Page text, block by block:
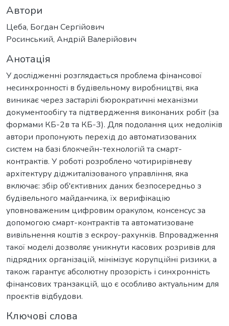
Автори
Цеба, Богдан Сергійович
Росинський, Андрій Валерійович
Анотація
У дослідженні розглядається проблема фінансової
несинхронності в будівельному виробництві, яка
виникає через застарілі бюрократичні механізми
документообігу та підтвердження виконаних робіт (за
формами КБ-2в та КБ-3). Для подолання цих недоліків
автори пропонують перехід до автоматизованих
систем на базі блокчейн-технологій та смарт-
контрактів. У роботі розроблено чотирирівневу
архітектуру діджиталізованого управління, яка
включає: збір об'єктивних даних безпосередньо з
будівельного майданчика, їх верифікацію
уповноваженим цифровим оракулом, консенсус за
допомогою смарт-контрактів та автоматизоване
вивільнення коштів з ескроу-рахунків. Впровадження
такої моделі дозволяє уникнути касових розривів для
підрядних організацій, мінімізує корупційні ризики, а
також гарантує абсолютну прозорість і синхронність
фінансових транзакцій, що є особливо актуальним для
проєктів відбудови.
Ключові слова